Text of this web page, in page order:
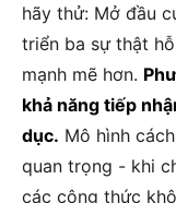
hãy thử: Mở đầu
triển ba sự thật
mạnh mẽ hơn.
khả năng tiếp
dục. Mô hình
quan trọng - khi
các công thức